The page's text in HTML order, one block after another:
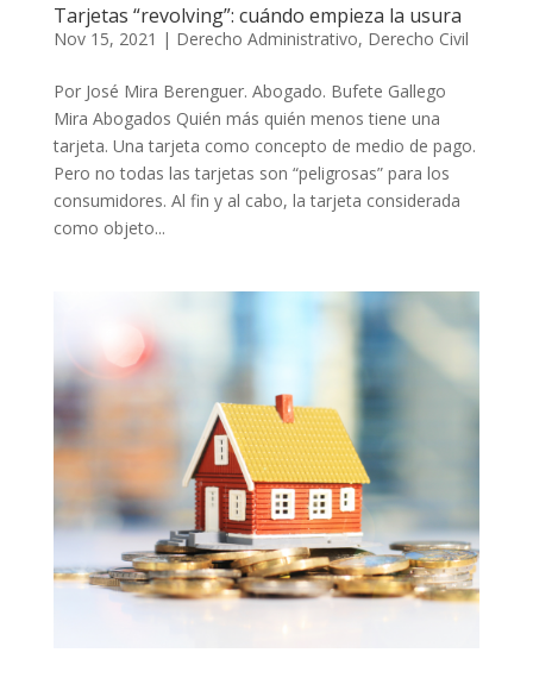
Tarjetas “revolving”: cuándo empieza la usura
Nov 15, 2021 | Derecho Administrativo, Derecho Civil
Por José Mira Berenguer. Abogado. Bufete Gallego
Mira Abogados Quién más quién menos tiene una
tarjeta. Una tarjeta como concepto de medio de pago.
Pero no todas las tarjetas son “peligrosas” para los
consumidores. Al fin y al cabo, la tarjeta considerada
como objeto...